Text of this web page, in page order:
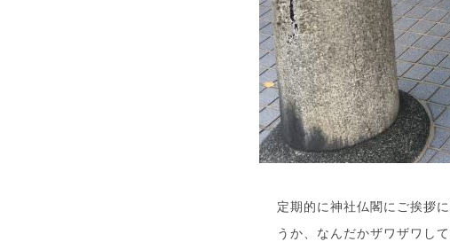
定期的に神社仏閣にご挨拶
うか、なんだかザワザワし